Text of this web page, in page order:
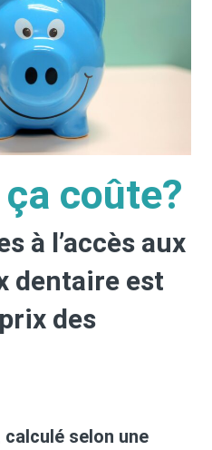
coûte?
à l’accès aux
dentaire est
des
selon une